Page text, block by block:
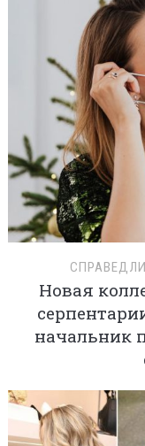
Новая
начальник